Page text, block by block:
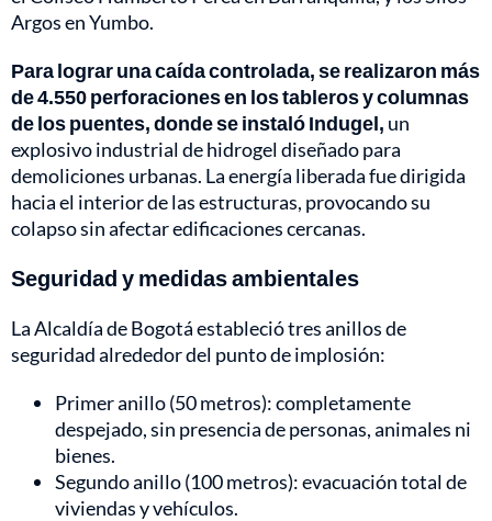
Argos en Yumbo.
Para lograr una caída controlada, se realizaron más
de 4.550 perforaciones en los tableros y columnas
de los puentes, donde se instaló Indugel, un
explosivo industrial de hidrogel diseñado para
demoliciones urbanas. La energía liberada fue dirigida
hacia el interior de las estructuras, provocando su
colapso sin afectar edificaciones cercanas.
Seguridad y medidas ambientales
La Alcaldía de Bogotá estableció tres anillos de
seguridad alrededor del punto de implosión:
Primer anillo (50 metros): completamente
despejado, sin presencia de personas, animales ni
bienes.
Segundo anillo (100 metros): evacuación total de
viviendas y vehículos.